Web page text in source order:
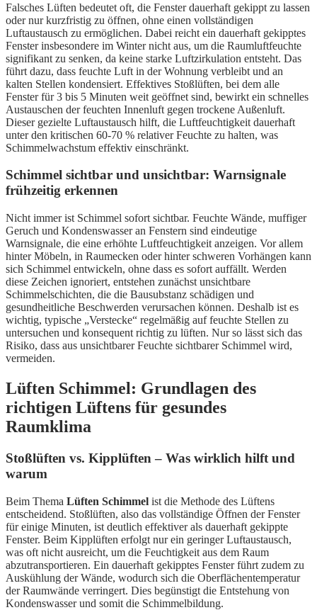
Falsches Lüften bedeutet oft, die Fenster dauerhaft gekippt zu lassen
oder nur kurzfristig zu öffnen, ohne einen vollständigen
Luftaustausch zu ermöglichen. Dabei reicht ein dauerhaft gekipptes
Fenster insbesondere im Winter nicht aus, um die Raumluftfeuchte
signifikant zu senken, da keine starke Luftzirkulation entsteht. Das
führt dazu, dass feuchte Luft in der Wohnung verbleibt und an
kalten Stellen kondensiert. Effektives Stoßlüften, bei dem alle
Fenster für 3 bis 5 Minuten weit geöffnet sind, bewirkt ein schnelles
Austauschen der feuchten Innenluft gegen trockene Außenluft.
Dieser gezielte Luftaustausch hilft, die Luftfeuchtigkeit dauerhaft
unter den kritischen 60-70 % relativer Feuchte zu halten, was
Schimmelwachstum effektiv einschränkt.
Schimmel sichtbar und unsichtbar: Warnsignale
frühzeitig erkennen
Nicht immer ist Schimmel sofort sichtbar. Feuchte Wände, muffiger
Geruch und Kondenswasser an Fenstern sind eindeutige
Warnsignale, die eine erhöhte Luftfeuchtigkeit anzeigen. Vor allem
hinter Möbeln, in Raumecken oder hinter schweren Vorhängen kann
sich Schimmel entwickeln, ohne dass es sofort auffällt. Werden
diese Zeichen ignoriert, entstehen zunächst unsichtbare
Schimmelschichten, die die Bausubstanz schädigen und
gesundheitliche Beschwerden verursachen können. Deshalb ist es
wichtig, typische „Verstecke“ regelmäßig auf feuchte Stellen zu
untersuchen und konsequent richtig zu lüften. Nur so lässt sich das
Risiko, dass aus unsichtbarer Feuchte sichtbarer Schimmel wird,
vermeiden.
Lüften Schimmel: Grundlagen des
richtigen Lüftens für gesundes
Raumklima
Stoßlüften vs. Kipplüften – Was wirklich hilft und
warum
Beim Thema Lüften Schimmel ist die Methode des Lüftens
entscheidend. Stoßlüften, also das vollständige Öffnen der Fenster
für einige Minuten, ist deutlich effektiver als dauerhaft gekippte
Fenster. Beim Kipplüften erfolgt nur ein geringer Luftaustausch,
was oft nicht ausreicht, um die Feuchtigkeit aus dem Raum
abzutransportieren. Ein dauerhaft gekipptes Fenster führt zudem zu
Auskühlung der Wände, wodurch sich die Oberflächentemperatur
der Raumwände verringert. Dies begünstigt die Entstehung von
Kondenswasser und somit die Schimmelbildung.